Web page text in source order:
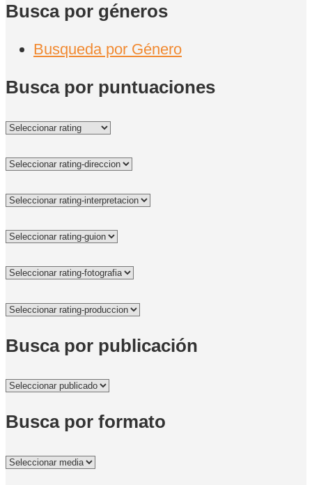
Busca por géneros
Busqueda por Género
Busca por puntuaciones
Busca por publicación
Busca por formato